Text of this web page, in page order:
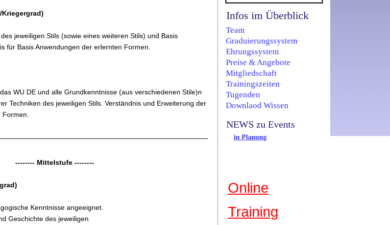
Infos im Überblick
Team
Graduierungssystem
Ehrungssystem
Preise & Angebote
Mitgliedschaft
Trainingszeiten
Tugenden
Downlaod Wissen
NEWS zu Events
in Planung
Online
Training
jeweiligen Stils (sowie eines weiteren Stils) und Basis
für Basis Anwendungen der erlernten Formen.
WU DE und alle Grundkenntnisse (aus verschiedenen Stile)n
Techniken des jeweiligen Stils. Verständnis und Erweiterung der
-------- Mittelstufe --------
Kenntnisse angeeignet.
Geschichte des jeweiligen